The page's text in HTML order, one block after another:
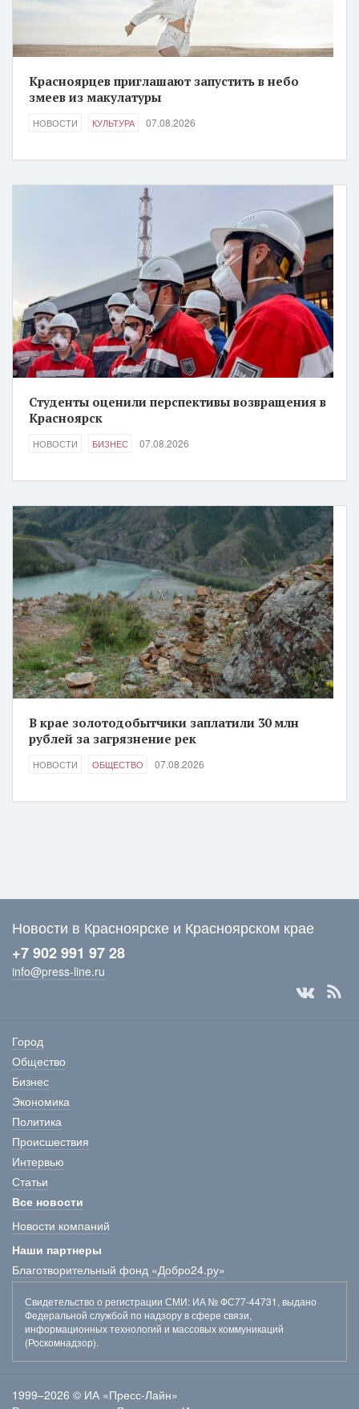
Красноярцев приглашают запустить в небо
змеев из макулатуры
НОВОСТИ КУЛЬТУРА 07.08.2026
Студенты оценили перспективы возвращения в
Красноярск
НОВОСТИ БИЗНЕС 07.08.2026
В крае золотодобытчики заплатили 30 млн
рублей за загрязнение рек
НОВОСТИ ОБЩЕСТВО 07.08.2026
Новости в Красноярске и Красноярском крае
+7 902 991 97 28
info@press-line.ru
Город
Общество
Бизнес
Экономика
Политика
Происшествия
Интервью
Статьи
Все новости
Новости компаний
Наши партнеры
Благотворительный фонд «Добро24.ру»
Свидетельство о регистрации СМИ: ИА № ФС77-44731, выдано
Федеральной службой по надзору в сфере связи,
информационных технологий и массовых коммуникаций
(Роскомнадзор).
1999–2026 © ИА «Пресс-Лайн»